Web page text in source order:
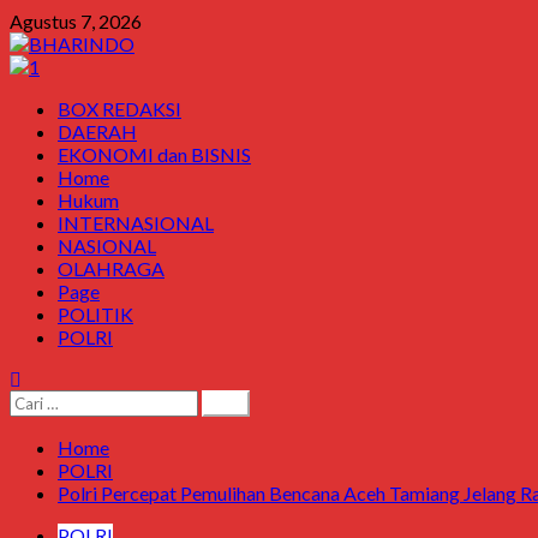
Skip
to
content
Agustus 7, 2026
Primary
Menu
BOX REDAKSI
DAERAH
EKONOMI dan BISNIS
Home
Hukum
INTERNASIONAL
NASIONAL
OLAHRAGA
Page
POLITIK
POLRI
Cari
untuk:
Home
POLRI
Polri Percepat Pemulihan Bencana Aceh Tamiang Jelang